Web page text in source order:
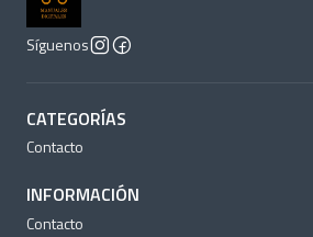
Síguenos
CATEGORÍAS
Contacto
INFORMACIÓN
Contacto